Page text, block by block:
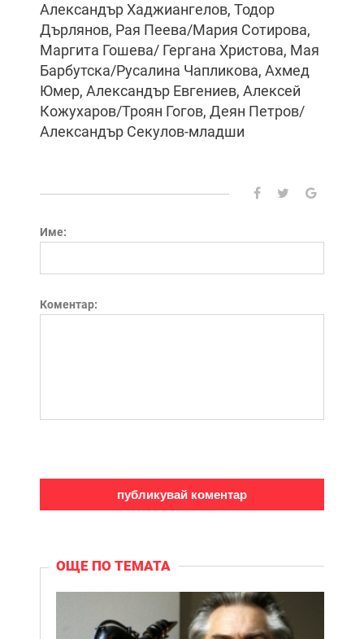
Александър Хаджиангелов, Тодор
Дърлянов, Рая Пеева/Мария Сотирова,
Маргита Гошева/ Гергана Христова, Мая
Барбутска/Русалина Чапликова, Ахмед
Юмер, Александър Евгениев, Алексей
Кожухаров/Троян Гогов, Деян Петров/
Александър Секулов-младши
Име:
Коментар:
ОЩЕ ПО ТЕМАТА